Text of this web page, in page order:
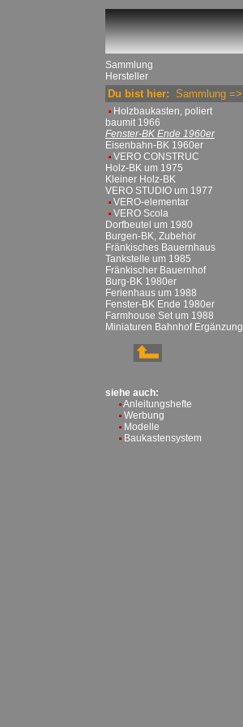
Sammlung
Hersteller
Du bist hier: Sammlung =>
Holzbaukasten, poliert
baumit 1966
Fenster-BK Ende 1960er
Eisenbahn-BK 1960er
VERO CONSTRUC
Holz-BK um 1975
Kleiner Holz-BK
VERO STUDIO um 1977
VERO-elementar
VERO Scola
Dorfbeutel um 1980
Burgen-BK, Zubehör
Fränkisches Bauernhaus
Tankstelle um 1985
Fränkischer Bauernhof
Burg-BK 1980er
Ferienhaus um 1988
Fenster-BK Ende 1980er
Farmhouse Set um 1988
Miniaturen Bahnhof Ergänzung
siehe auch:
Anleitungshefte
Werbung
Modelle
Baukastensystem